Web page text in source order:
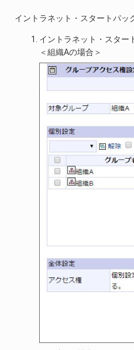
イントラネット・スタートパッ
イントラネット・スター
＜組織Aの場合＞